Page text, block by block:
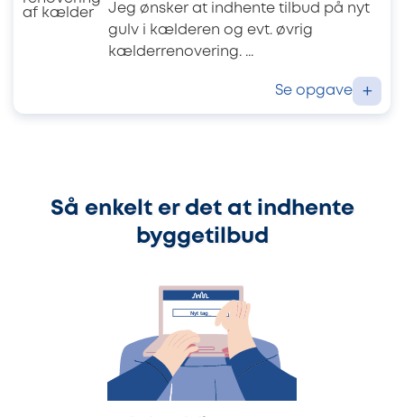
Jeg ønsker at indhente tilbud på nyt
gulv i kælderen og evt. øvrig
kælderrenovering. ...
Se opgave +
Så enkelt er det at indhente
byggetilbud